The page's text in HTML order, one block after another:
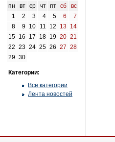
пн вт ср чт пт сб
вс
1
2 3 4 5 6
7
8
9 10 11 12 13 14
15 16 17 18 19 20 21
22 23 24 25 26 27 28
29 30
Категории:
Все категории
Лента новостей